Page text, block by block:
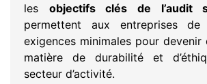
les objectifs clés de l’audit
permettent aux entreprises de
exigences minimales pour devenir
matière de durabilité et
secteur d’activité.